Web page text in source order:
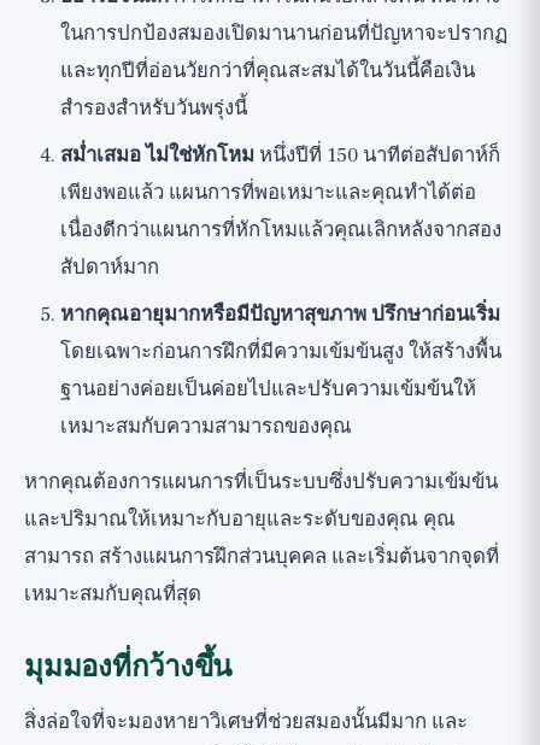
ในการปกป้องสมองเปิดมานานก่อนที่ปัญหาจะปรากฏ
และทุกปีที่อ่อนวัยกว่าที่คุณสะสมได้ในวันนี้คือเงิน
สำรองสำหรับวันพรุ่งนี้
สม่ำเสมอ ไม่ใช่หักโหม หนึ่งปีที่ 150 นาทีต่อสัปดาห์ก็
เพียงพอแล้ว แผนการที่พอเหมาะและคุณทำได้ต่อ
เนื่องดีกว่าแผนการที่หักโหมแล้วคุณเลิกหลังจากสอง
สัปดาห์มาก
หากคุณอายุมากหรือมีปัญหาสุขภาพ ปรึกษาก่อนเริ่ม
โดยเฉพาะก่อนการฝึกที่มีความเข้มข้นสูง ให้สร้างพื้น
ฐานอย่างค่อยเป็นค่อยไปและปรับความเข้มข้นให้
เหมาะสมกับความสามารถของคุณ
หากคุณต้องการแผนการที่เป็นระบบซึ่งปรับความเข้มข้น
และปริมาณให้เหมาะกับอายุและระดับของคุณ คุณ
สามารถ สร้างแผนการฝึกส่วนบุคคล และเริ่มต้นจากจุดที่
เหมาะสมกับคุณที่สุด
มุมมองที่กว้างขึ้น
สิ่งล่อใจที่จะมองหายาวิเศษที่ช่วยสมองนั้นมีมาก และ